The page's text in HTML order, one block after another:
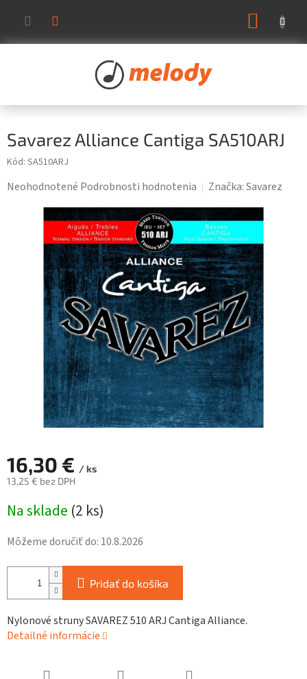
obsah
Savarez Alliance Cantiga SA510ARJ
Kód: SA510ARJ
Priemerné
produktu
hviezdičiek.
Neohodnotené Podrobnosti hodnotenia Značka:Savarez
16,30 € / ks
13,25 € bez DPH
cena:
Na sklade (2 ks)
Môžeme doručiť do: 10.8.2026
Pridať do košíka
Nylonové struny SAVAREZ 510 ARJ Cantiga Alliance.
Detailné informácie